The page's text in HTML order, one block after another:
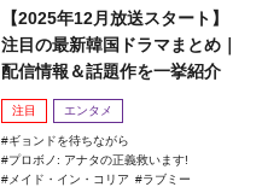
【2025年12月放送スタート】
注目の最新韓国ドラマまとめ｜
配信情報＆話題作を一挙紹介
注目 エンタメ
ギョンドを待ちながら
プロボノ: アナタの正義救います!
メイド・イン・コリア
ラブミー